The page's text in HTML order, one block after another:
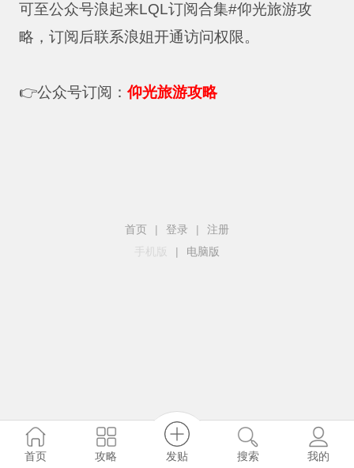
可至公众号浪起来LQL订阅合集#仰光旅游攻
略，订阅后联系浪姐开通访问权限。
👉公众号订阅： 仰光旅游攻略
首页 | 登录 |
注册
手机版
| 电脑版
首页 攻略 发贴 搜索 我的